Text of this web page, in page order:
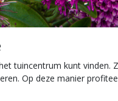
tuincentrum kunt vinden.
Op deze manier